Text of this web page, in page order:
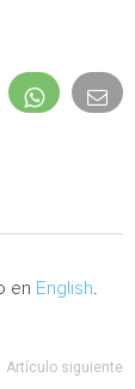
en English
Artículo siguiente